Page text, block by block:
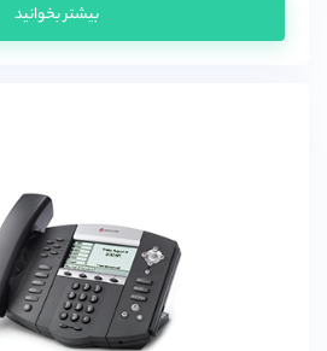
بیشتر بخوانید